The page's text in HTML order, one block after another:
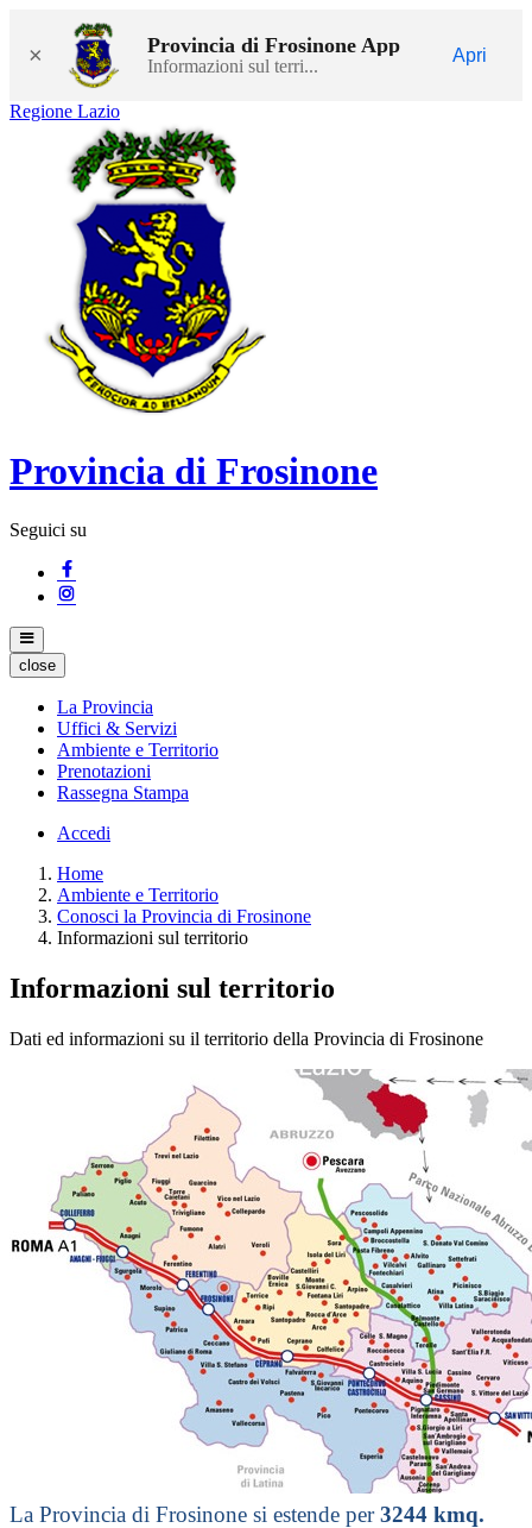
× Provincia di Frosinone App
Informazioni sul terri...
Apri
Regione Lazio
Provincia di Frosinone
Seguici su
close
La Provincia
Uffici & Servizi
Ambiente e Territorio
Prenotazioni
Rassegna Stampa
Accedi
Home
Ambiente e Territorio
Conosci la Provincia di Frosinone
Informazioni sul territorio
Informazioni sul territorio
Dati ed informazioni su il territorio della Provincia di Frosinone
La Provincia di Frosinone si estende per3244 kmq.